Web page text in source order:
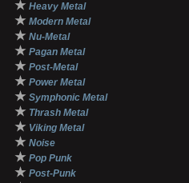
★ Heavy Metal
★ Modern Metal
★ Nu-Metal
★ Pagan Metal
★ Post-Metal
★ Power Metal
★ Symphonic Metal
★ Thrash Metal
★ Viking Metal
★ Noise
★ Pop Punk
★ Post-Punk